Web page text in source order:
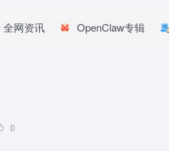
全网资讯 OpenClaw专辑
0